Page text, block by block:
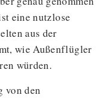
eine nutzlose
aus der
wie Außenflügler
würden.
von den